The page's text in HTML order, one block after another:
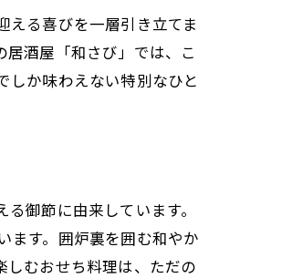
る喜びを一層引き立てま
酒屋「和さび」では、こ
しか味わえない特別なひと
御節に由来しています。
ます。囲炉裏を囲む和やか
しむおせち料理は、ただの